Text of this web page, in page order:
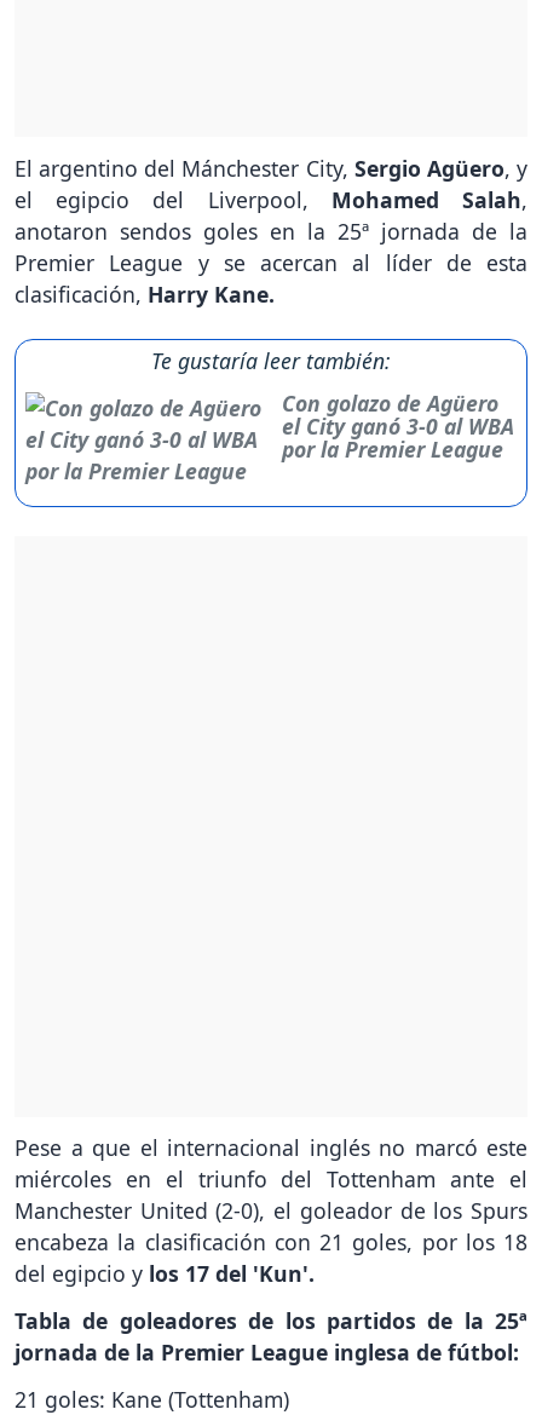
El argentino del Mánchester City, Sergio Agüero, y
el egipcio del Liverpool, Mohamed Salah,
anotaron sendos goles en la 25ª jornada de la
Premier League y se acercan al líder de esta
clasificación, Harry Kane.
Te gustaría leer también:
Con golazo de Agüero
el City ganó 3-0 al WBA
por la Premier League
Pese a que el internacional inglés no marcó este
miércoles en el triunfo del Tottenham ante el
Manchester United (2-0), el goleador de los Spurs
encabeza la clasificación con 21 goles, por los 18
del egipcio y los 17 del 'Kun'.
Tabla de goleadores de los partidos de la 25ª
jornada de la Premier League inglesa de fútbol:
21 goles: Kane (Tottenham)